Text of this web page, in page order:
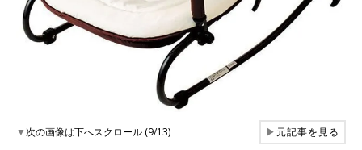
▼次の画像は下へスクロール (9/13) ▶元記事を見る